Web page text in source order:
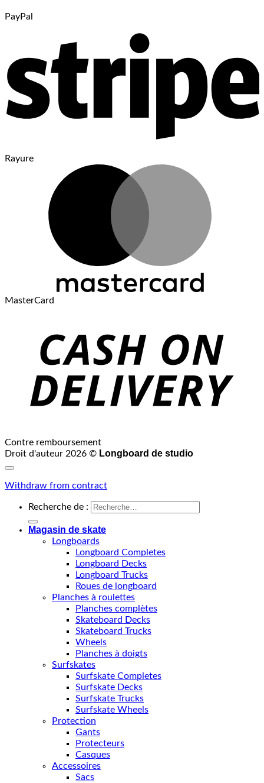
PayPal
Rayure
MasterCard
Contre remboursement
Droit d'auteur 2026 © Longboard de studio
Withdraw from contract
Recherche de :
Magasin de skate
Longboards
Longboard Completes
Longboard Decks
Longboard Trucks
Roues de longboard
Planches à roulettes
Planches complètes
Skateboard Decks
Skateboard Trucks
Wheels
Planches à doigts
Surfskates
Surfskate Completes
Surfskate Decks
Surfskate Trucks
Surfskate Wheels
Protection
Gants
Protecteurs
Casques
Accessoires
Sacs